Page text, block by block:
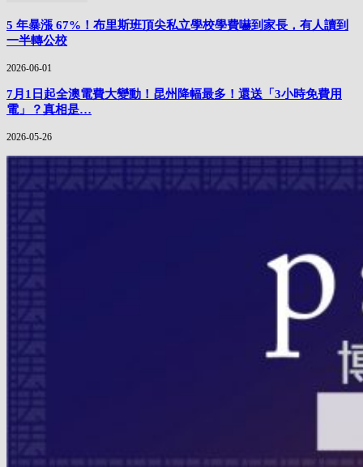
5 年暴漲 67%！布里斯班頂尖私立學校學費嚇到家長，有人讀到
一半轉公校
2026-06-01
7月1日起全澳電費大變動！昆州降幅最多！還送「3小時免費用
電」？真相是…
2026-05-26